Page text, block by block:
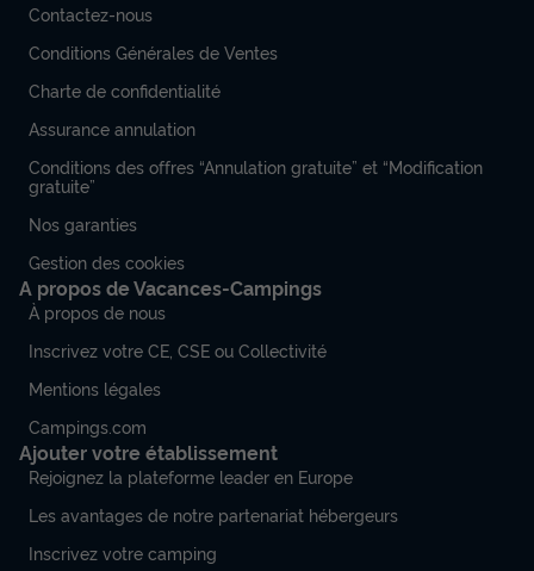
Contactez-nous
Conditions Générales de Ventes
Charte de confidentialité
Assurance annulation
Conditions des offres “Annulation gratuite” et “Modification
gratuite”
Nos garanties
Gestion des cookies
A propos de Vacances-Campings
À propos de nous
Inscrivez votre CE, CSE ou Collectivité
Mentions légales
Campings.com
Ajouter votre établissement
Rejoignez la plateforme leader en Europe
Les avantages de notre partenariat hébergeurs
Inscrivez votre camping